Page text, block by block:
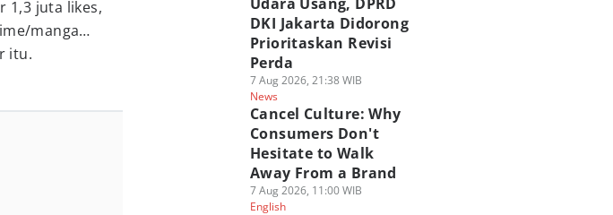
1,3 juta likes,
manga…
itu.
DKI Jakarta Didorong
Prioritaskan Revisi
Perda
7 Aug 2026, 21:38 WIB
News
Cancel Culture: Why
Consumers Don't
Hesitate to Walk
Away From a Brand
7 Aug 2026, 11:00 WIB
English